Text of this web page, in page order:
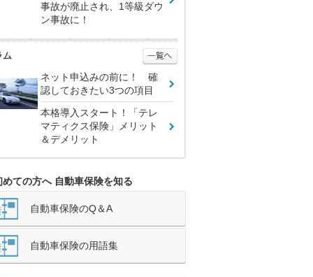
事故が廃止され、1等級ダウ
ン事故に！
ム
ネット申込みの前に！ 確
認しておきたい3つの項目
本格導入スタート！「テレ
マティクス保険」メリット
＆デメリット
めての方へ 自動車保険を知る
自動車保険のQ＆A
自動車保険の用語集